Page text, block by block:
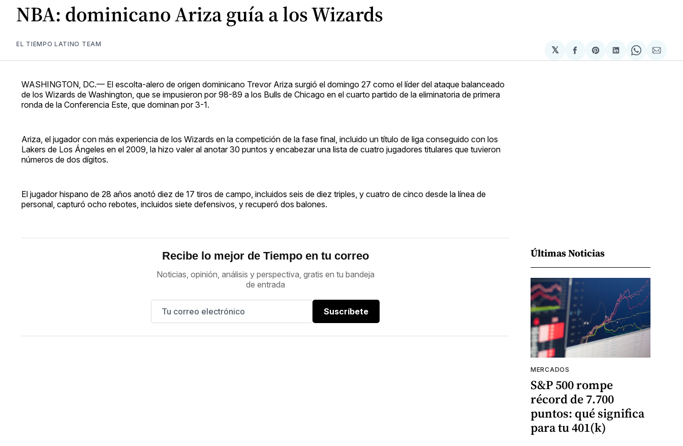
NBA: dominicano Ariza guía a los Wizards
EL TIEMPO LATINO TEAM
𝕏
Compartir
en
Share
on
Compartir
en
Share
on
via
WASHINGTON, DC.— El escolta-alero de origen dominicano Trevor Ariza surgió el domingo 27 como el líder del ataque balanceado
de los Wizards de Washington, que se impusieron por 98-89 a los Bulls de Chicago en el cuarto partido de la eliminatoria de primera
ronda de la Conferencia Este, que dominan por 3-1.
Ariza, el jugador con más experiencia de los Wizards en la competición de la fase final, incluido un título de liga conseguido con los
Lakers de Los Ángeles en el 2009, la hizo valer al anotar 30 puntos y encabezar una lista de cuatro jugadores titulares que tuvieron
números de dos dígitos.
El jugador hispano de 28 años anotó diez de 17 tiros de campo, incluidos seis de diez triples, y cuatro de cinco desde la línea de
personal, capturó ocho rebotes, incluidos siete defensivos, y recuperó dos balones.
Recibe lo mejor de Tiempo en tu correo
Noticias, opinión, análisis y perspectiva, gratis en tu bandeja
de entrada
Suscríbete
Últimas Noticias
MERCADOS
S&P 500 rompe
récord de 7.700
puntos: qué significa
para tu 401(k)